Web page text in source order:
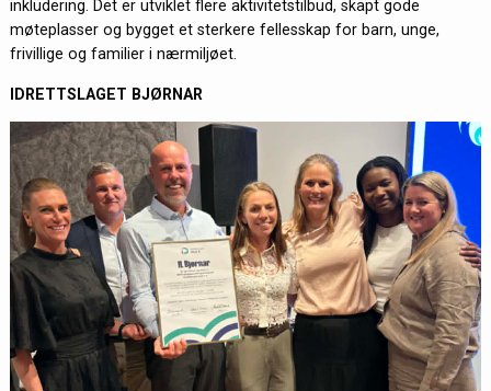
inkludering. Det er utviklet flere aktivitetstilbud, skapt gode
møteplasser og bygget et sterkere fellesskap for barn, unge,
frivillige og familier i nærmiljøet.
IDRETTSLAGET BJØRNAR